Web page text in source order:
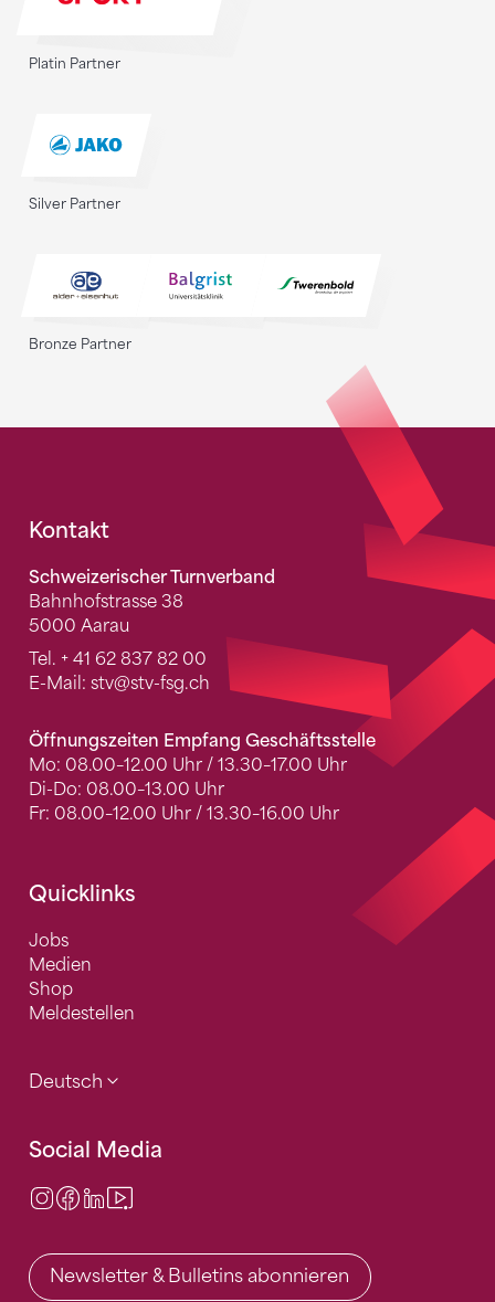
Platin Partner
Silver Partner
Bronze Partner
Fusszeile
Kontakt
Schweizerischer Turnverband
Bahnhofstrasse 38
5000 Aarau
Tel. + 41 62 837 82 00
E-Mail: stv@stv-fsg.ch
Öffnungszeiten Empfang Geschäftsstelle
Mo: 08.00–12.00 Uhr / 13.30–17.00 Uhr
Di-Do: 08.00–13.00 Uhr
Fr: 08.00–12.00 Uhr / 13.30–16.00 Uhr
Quicklinks
Jobs
Medien
Shop
Meldestellen
Deutsch
Social Media
Instagram
Facebook
LinkedIn
Newsletter & Bulletins abonnieren